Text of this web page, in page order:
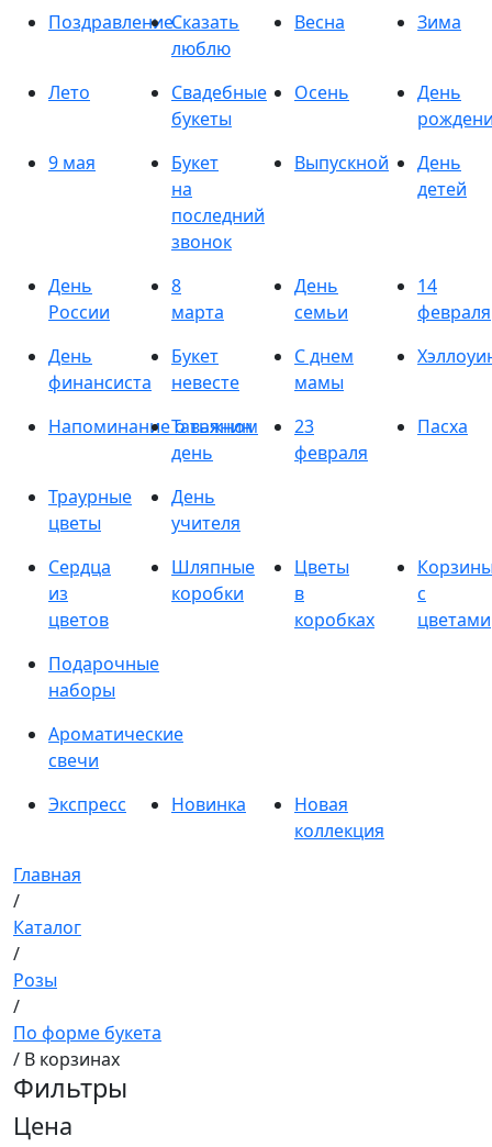
ПоздравлениеСказать
люблю
Весна Зима
Лето
Свадебные
букеты
Осень
День
9 мая
Букет
на
последний
звонок
Выпускной
День
детей
День
России
8
марта
День
семьи
14
февраля
День
финансиста
Букет
невесте
С днем
мамы
Напоминание о важном
Татьянин
день
23
февраля
Пасха
Траурные
цветы
День
учителя
Сердца
из
цветов
Шляпные
коробки
Цветы
в
коробках
с
цветами
Подарочные
наборы
Ароматические
свечи
Экспресс
Новинка
Новая
коллекция
Главная
/
Каталог
/
Розы
/
По форме букета
/ В корзинах
Фильтры
Цена